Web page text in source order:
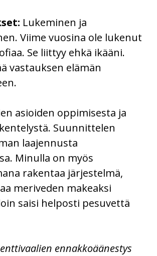
Lukeminen ja
Viime vuosina ole lukenut
Se liittyy ehkä ikääni.
vastauksen elämän
asioiden oppimisesta ja
Suunnittelen
laajennusta
Minulla on myös
rakentaa järjestelmä,
meriveden makeaksi
saisi helposti pesuvettä
ennakkoäänestys